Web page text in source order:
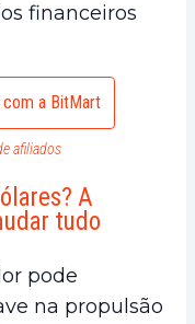
financeiros
a BitMart
afiliados
A
tudo
pode
na propulsão